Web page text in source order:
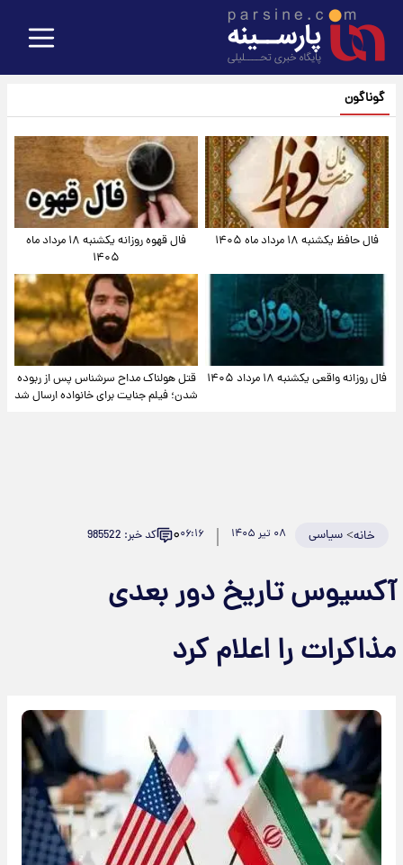
گوناگون
فال حافظ یکشنبه ۱۸ مرداد ماه ۱۴۰۵
فال قهوه روزانه یکشنبه ۱۸ مرداد ماه
۱۴۰۵
فال روزانه واقعی یکشنبه ۱۸ مرداد ۱۴۰۵
قتل هولناک مداح سرشناس پس از ربوده
شدن؛ فیلم جنایت برای خانواده ارسال شد
خانه>سیاسی ۰۸ تیر ۱۴۰۵ ۰۶:۱۶۰ کد خبر: 985522
آکسیوس تاریخ دور بعدی
مذاکرات را اعلام کرد